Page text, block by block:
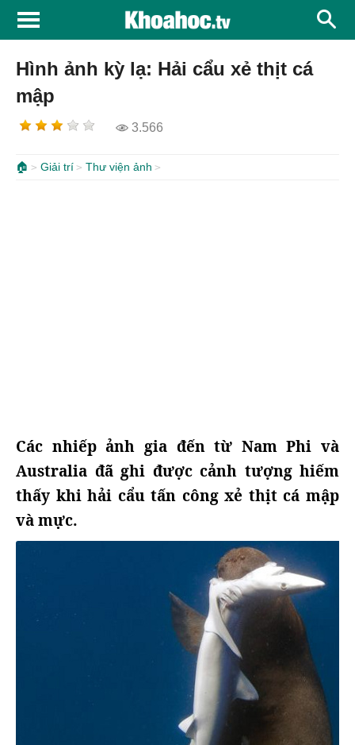
Hình ảnh kỳ lạ: Hải cẩu xẻ thịt cá
mập
3.566
🏠 Giải trí Thư viện ảnh
Các nhiếp ảnh gia đến từ Nam Phi và
Australia đã ghi được cảnh tượng hiếm
thấy khi hải cẩu tấn công xẻ thịt cá mập
và mực.